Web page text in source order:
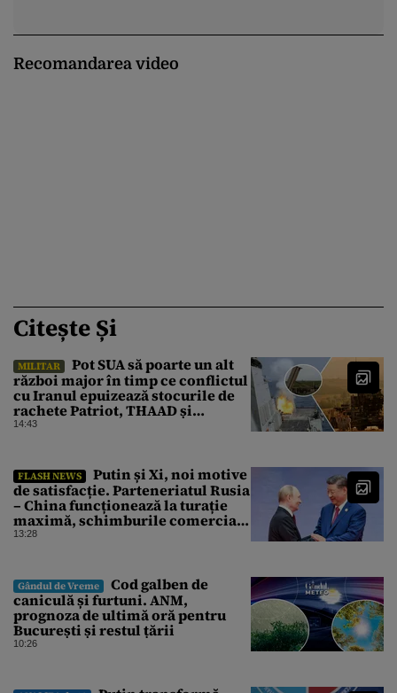
Recomandarea video
Citește Și
MILITAR
Pot SUA să poarte un alt
război major în timp ce conflictul
cu Iranul epuizează stocurile de
rachete Patriot, THAAD și
Tomahawk?
14:43
FLASH NEWS
Putin și Xi, noi motive
de satisfacție. Parteneriatul Rusia
– China funcționează la turație
maximă, schimburile comerciale
ating niveluri record
13:28
Gândul de Vreme
Cod galben de
caniculă și furtuni. ANM,
prognoza de ultimă oră pentru
București și restul țării
10:26